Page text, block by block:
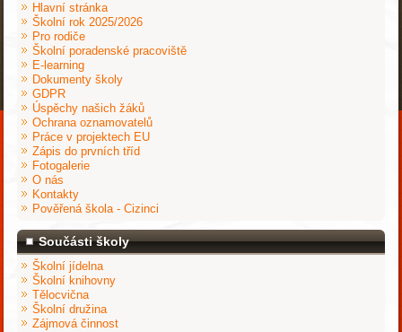
Hlavní stránka
Školní rok 2025/2026
Pro rodiče
Školní poradenské pracoviště
E-learning
Dokumenty školy
GDPR
Úspěchy našich žáků
Ochrana oznamovatelů
Práce v projektech EU
Zápis do prvních tříd
Fotogalerie
O nás
Kontakty
Pověřená škola - Cizinci
Součásti školy
Školní jídelna
Školní knihovny
Tělocvična
Školní družina
Zájmová činnost